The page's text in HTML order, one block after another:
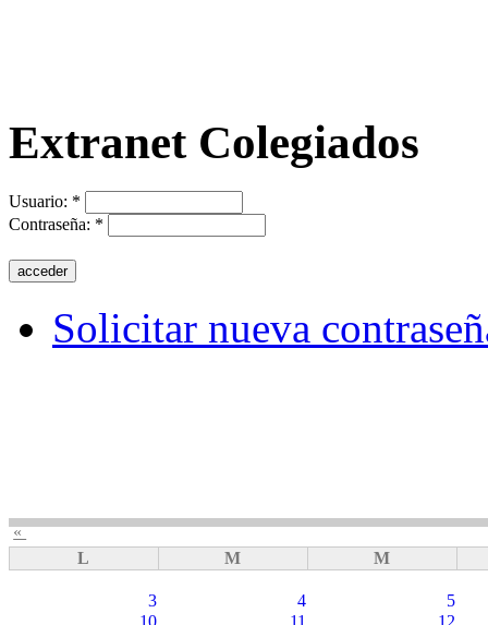
Extranet Colegiados
Usuario: *
Contraseña: *
Solicitar nueva
«
L
M M
3 4
5
10
11
12